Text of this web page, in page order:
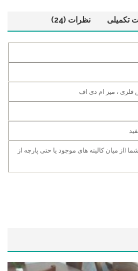
تکمیلی نظرات (24)
، میز ام دی اف
(از میان کالیته های موجود یا حتی پارچه از